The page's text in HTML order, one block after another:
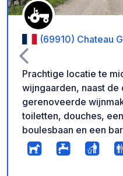
(69910) Chateau
Prachtige locatie te
wijngaarden, naast de
gerenoveerde
toiletten, douches,
boulesbaan en een
Aankomst wordt
stadje Lancié; toegang